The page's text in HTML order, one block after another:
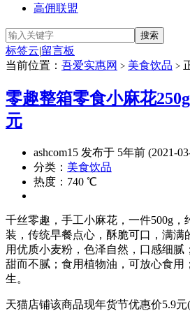
高佣联盟
标签云|留言板
当前位置： 吾爱实惠网 > 美食饮品 >
零趣整箱零食小麻花
元
ashcom15 发布于 5年前 (2021-
分类： 美食饮品
热度：740 ℃
千丝零趣，手工小麻花，一件500g，
装，传统早餐点心，酥脆可口，满满
用优质小麦粉，色泽自然，口感细腻
甜而不腻；食用植物油，可放心食用
生。
天猫店铺该商品现年货节优惠价5.9元